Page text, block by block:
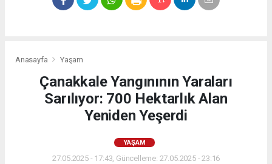
Anasayfa Yaşam
Çanakkale Yangınının Yaraları
Sarılıyor: 700 Hektarlık Alan
Yeniden Yeşerdi
YAŞAM
27.05.2025 - 17:43, Güncelleme: 27.05.2025 - 23:16